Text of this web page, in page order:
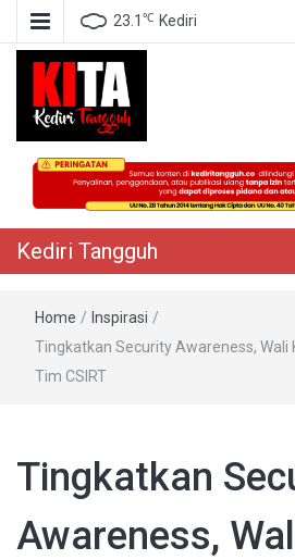
23.1 ℃ Kediri
Kediri
Berita Akurat Terpercaya
Kediri Tangguh
Home / Inspirasi /
Tingkatkan Security Awareness, Wali
Tim CSIRT
Tingkatkan
Awareness,